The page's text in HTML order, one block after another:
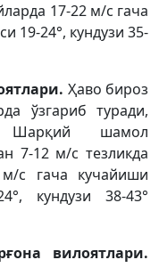
17-22 м/с гача
19-24°, кундузи 35-
Ҳаво бироз
ўзгариб туради,
Шарқий шамол
7-12 м/с тезликда
с гача кучайиши
кундузи 38-43°
вилоятлари.